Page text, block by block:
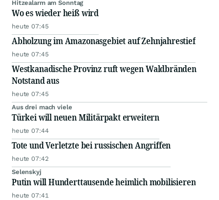
Hitzealarm am Sonntag
Wo es wieder heiß wird
heute 07:45
Abholzung im Amazonasgebiet auf Zehnjahrestief
heute 07:45
Westkanadische Provinz ruft wegen Waldbränden
Notstand aus
heute 07:45
Aus drei mach viele
Türkei will neuen Militärpakt erweitern
heute 07:44
Tote und Verletzte bei russischen Angriffen
heute 07:42
Selenskyj
Putin will Hunderttausende heimlich mobilisieren
heute 07:41